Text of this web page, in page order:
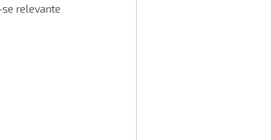
relevante